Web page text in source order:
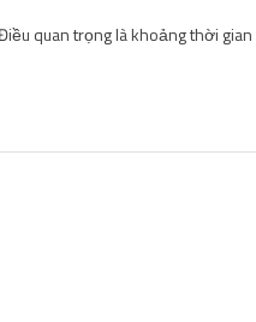
quan trọng là khoảng thời